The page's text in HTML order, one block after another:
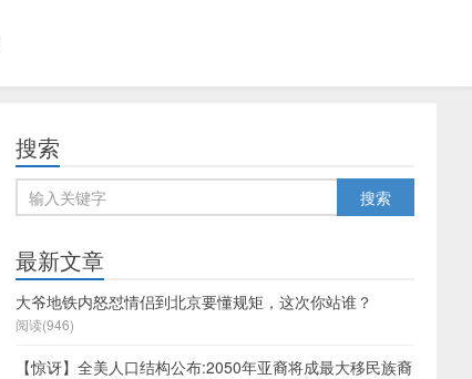
搜索
最新文章
大爷地铁内怒怼情侣到北京要懂规矩，这次你站谁？
阅读(946)
【惊讶】全美人口结构公布:2050年亚裔将成最大移民族裔